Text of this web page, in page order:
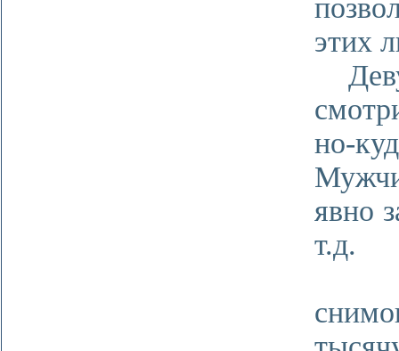
этих
но-
явно
т.д.